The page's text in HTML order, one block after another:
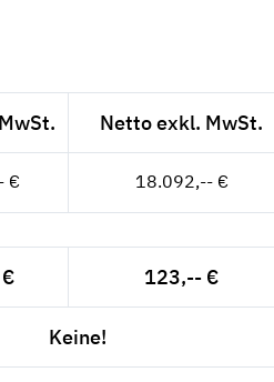
Netto exkl. MwSt.
€ 18.092,-- €
123,-- €
Keine!